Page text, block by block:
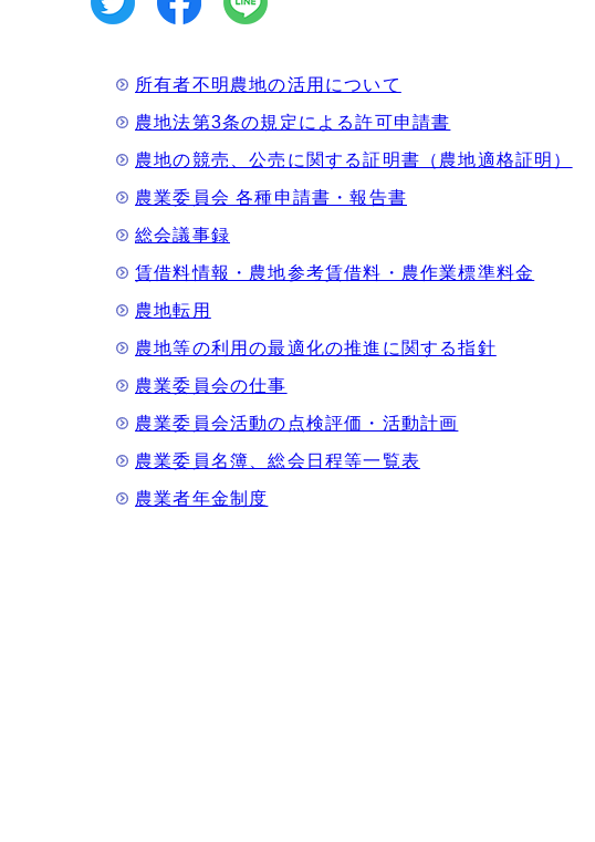
所有者不明農地の活用について
農地法第3条の規定による許可申請書
農地の競売、公売に関する証明書（農地適格証明）
農業委員会 各種申請書・報告書
総会議事録
賃借料情報・農地参考賃借料・農作業標準料金
農地転用
農地等の利用の最適化の推進に関する指針
農業委員会の仕事
農業委員会活動の点検評価・活動計画
農業委員名簿、総会日程等一覧表
農業者年金制度